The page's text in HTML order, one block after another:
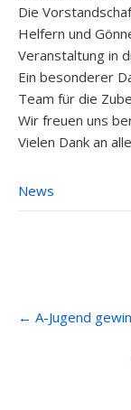
Die
Helfern und
Veranstaltung in
Ein besonderer
Team für die
Wir freuen uns
Vielen Dank an
News
navigation
← A-Jugend